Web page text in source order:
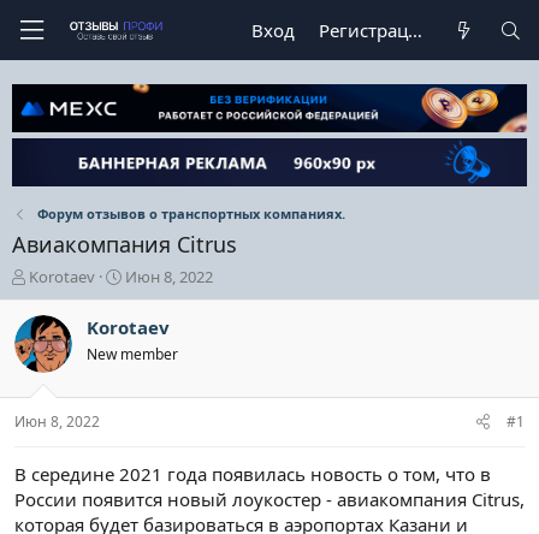
Вход Регистрация
Форум отзывов о транспортных компаниях.
Авиакомпания Citrus
А
в
т
о
р
е
м
Korotaev
Д
а
т
а
н
ч
а
Июн 8, 2022
Korotaev
New member
Июн 8, 2022 #1
В середине 2021 года появилась новость о том, что в
России появится новый лоукостер - авиакомпания Citrus,
которая будет базироваться в аэропортах Казани и